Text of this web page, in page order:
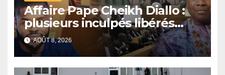
Affaire Pape Cheikh Diallo :
plusieurs inculpés libérés
après un non-lieu partiel
AOÛT 8, 2026